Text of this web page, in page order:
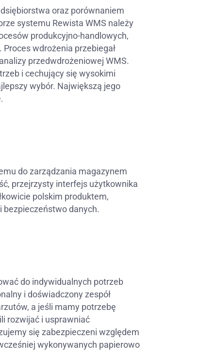
oraz porównaniem
systemu Rewista WMS należy
produkcyjno-handlowych,
wdrożenia przebiegał
przedwdrożeniowej WMS.
i cechujący się wysokimi
wybór. Największą jego
do zarządzania magazynem
przejrzysty interfejs użytkownika
polskim produktem,
bezpieczeństwo danych.
do indywidualnych potrzeb
i doświadczony zespół
a jeśli mamy potrzebę
rozwijać i usprawniać
się zabezpieczeni względem
wykonywanych papierowo